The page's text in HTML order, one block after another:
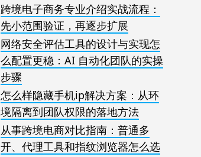
跨境电子商务专业介绍实战流程：
先小范围验证，再逐步扩展
网络安全评估工具的设计与实现怎
么配置更稳：AI 自动化团队的实操
步骤
怎么样隐藏手机ip解决方案：从环
境隔离到团队权限的落地方法
从事跨境电商对比指南：普通多
开、代理工具和指纹浏览器怎么选